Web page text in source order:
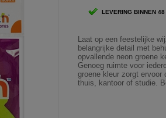
LEVERING BINNEN 48
Laat op een feestelijke
belangrijke detail met
opvallende neon groene
Genoeg ruimte voor
groene kleur zorgt ervoor
thuis, kantoor of studie.